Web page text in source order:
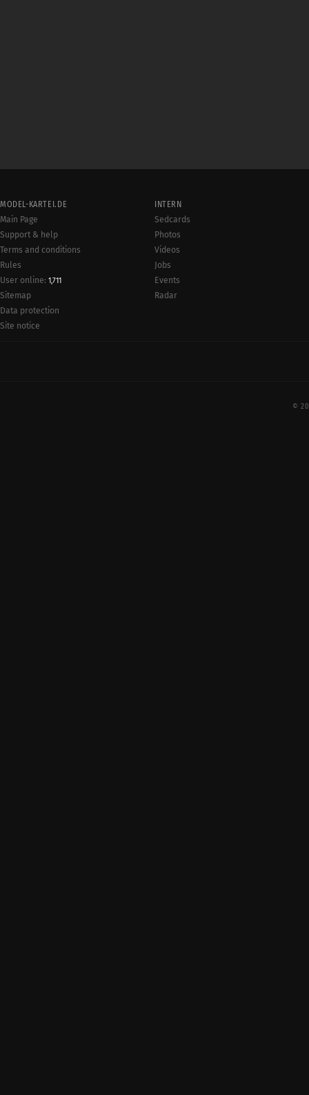
MODEL-KARTEI.DE
Main Page
Support & help
Terms and conditions
Rules
User online: 1,711
Sitemap
Data protection
Site notice
INTERN
Sedcards
Photos
Videos
Jobs
Events
Radar
©